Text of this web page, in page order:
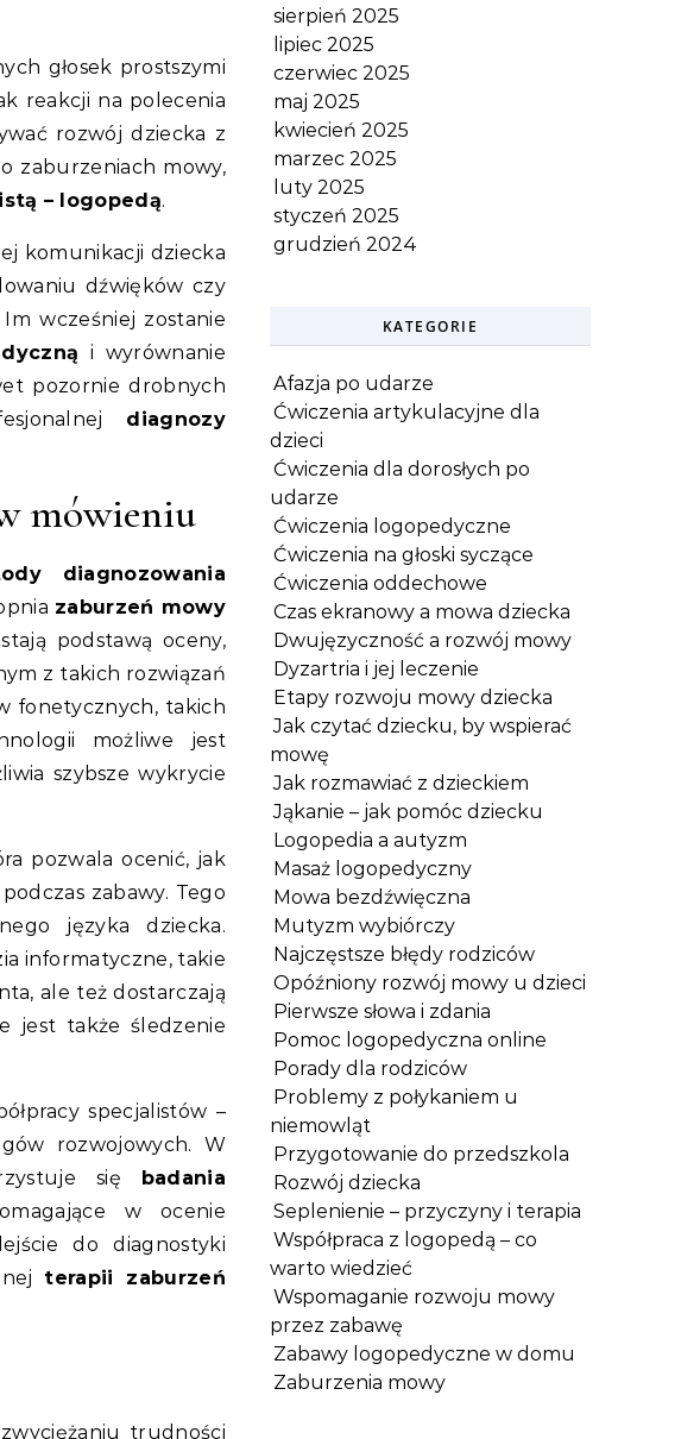
głosek prostszymi
reakcji na polecenia
rozwój dziecka z
zaburzeniach mowy,
– logopedą.
komunikacji dziecka
dźwięków czy
wcześniej zostanie
i wyrównanie
pozornie drobnych
diagnozy
mówieniu
diagnozowania
zaburzeń mowy
podstawą oceny,
z takich rozwiązań
fonetycznych, takich
możliwe jest
szybsze wykrycie
pozwala ocenić, jak
zabawy. Tego
języka dziecka.
informatyczne, takie
ale też dostarczają
jest także śledzenie
specjalistów –
rozwojowych. W
się badania
w ocenie
do diagnostyki
terapii zaburzeń
trudności
sierpień 2025
lipiec 2025
czerwiec 2025
maj 2025
kwiecień 2025
marzec 2025
luty 2025
styczeń 2025
grudzień 2024
KATEGORIE
Afazja po udarze
Ćwiczenia artykulacyjne dla
dzieci
Ćwiczenia dla dorosłych po
udarze
Ćwiczenia logopedyczne
Ćwiczenia na głoski syczące
Ćwiczenia oddechowe
Czas ekranowy a mowa dziecka
Dwujęzyczność a rozwój mowy
Dyzartria i jej leczenie
Etapy rozwoju mowy dziecka
Jak czytać dziecku, by wspierać
mowę
Jak rozmawiać z dzieckiem
Jąkanie – jak pomóc dziecku
Logopedia a autyzm
Masaż logopedyczny
Mowa bezdźwięczna
Mutyzm wybiórczy
Najczęstsze błędy rodziców
Opóźniony rozwój mowy u dzieci
Pierwsze słowa i zdania
Pomoc logopedyczna online
Porady dla rodziców
Problemy z połykaniem u
niemowląt
Przygotowanie do przedszkola
Rozwój dziecka
Seplenienie – przyczyny i terapia
Współpraca z logopedą – co
warto wiedzieć
Wspomaganie rozwoju mowy
przez zabawę
Zabawy logopedyczne w domu
Zaburzenia mowy